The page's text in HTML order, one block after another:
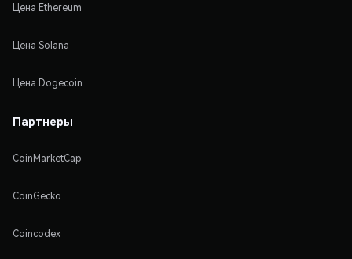
Цена Ethereum
Цена Solana
Цена Dogecoin
Партнеры
CoinMarketCap
CoinGecko
Coincodex